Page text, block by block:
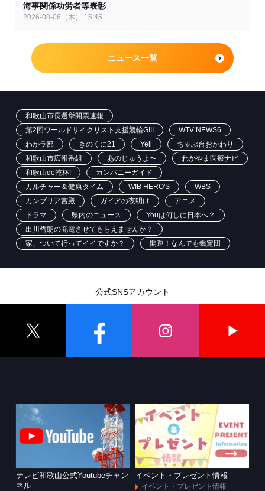
海事関係功労者等表彰
2026-08-06（木） 15:45
ニュース一覧
和歌山市長選挙開票速報
第2回ワールドサイクリスト支援競輪GIII
WTV NEWS6
わかラ部
きのくに21 Yell
ちゃぶ台おかわり
和歌山市広報番組
あのじゅうよ〜
わかやま医療ナビ
和歌山de乾杯!
カンパニーガイド
カルチャー＆健康タイム
WIB HERO'S
WBS
カンブリア宮殿
ガイアの夜明け
アニメ
ドラマ
県内のニュース
Youは何しに日本へ？
出川哲朗の充電させてもらえませんか？
家、ついて行ってイイですか？
開運！なんでも鑑定団
公式SNSアカウント
テレビ和歌山公式Youtubeチャン
ネル
イベント・プレゼント情報
イベント・プレゼント情報